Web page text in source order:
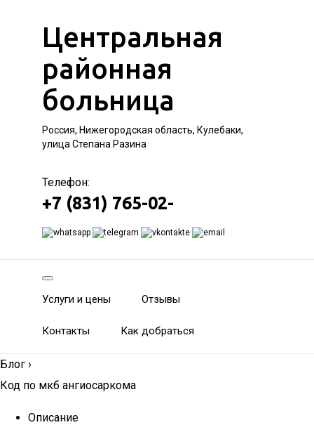
Центральная
районная
больница
Россия, Нижегородская область, Кулебаки,
улица Степана Разина
Телефон:
+7 (831) 765-02-
Услуги и цены Отзывы
Контакты Как добраться
Блог ›
Код по мкб ангиосаркома
Описание